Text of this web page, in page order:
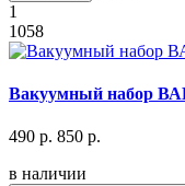
1
1058
Вакуумный набор
490 р. 850 р.
в наличии